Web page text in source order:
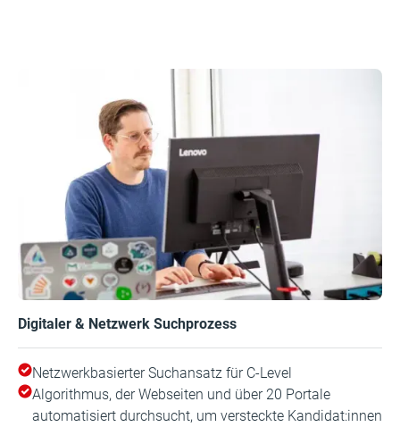
Digitaler & Netzwerk Suchprozess
Netzwerkbasierter Suchansatz für C-Level
Algorithmus, der Webseiten und über 20 Portale
automatisiert durchsucht, um versteckte Kandidat:innen